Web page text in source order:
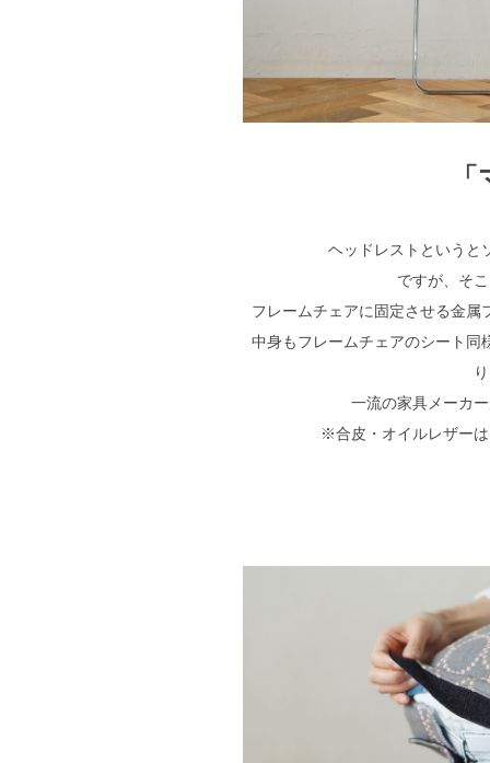
ヘッドレストというと
ですが、そ
フレームチェアに固定させる金属
中身もフレームチェアのシート同
一流の家具メーカ
※合皮・オイルレザー